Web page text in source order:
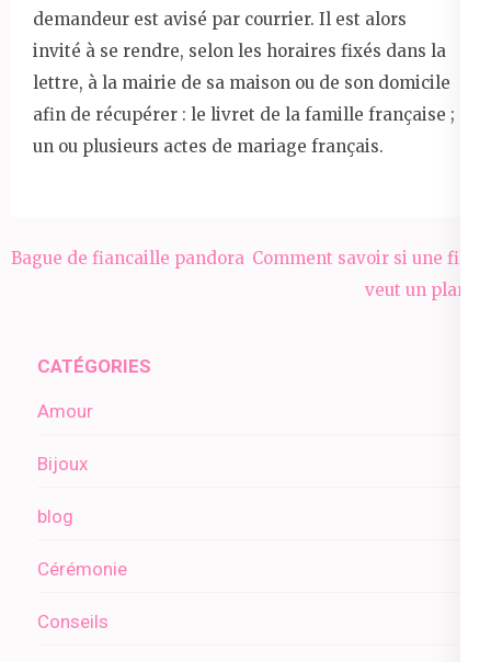
demandeur est avisé par courrier. Il est alors
invité à se rendre, selon les horaires fixés dans la
lettre, à la mairie de sa maison ou de son domicile
afin de récupérer : le livret de la famille française ;
un ou plusieurs actes de mariage français.
Navigation
Bague de fiancaille pandora Comment savoir si une fille
veut un plan ?
CATÉGORIES
Amour
Bijoux
blog
Cérémonie
Conseils